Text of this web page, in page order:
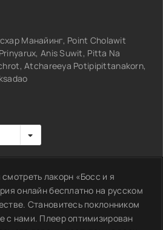
Манайинг, Point Cholawit
Anis Suwit, Pitta Na
Atchareeya Potipipittanakorn,
лакорн «Босс и я
онлайн бесплатно на русском
Становитесь поклонником
с нами. Плеер оптимизирован